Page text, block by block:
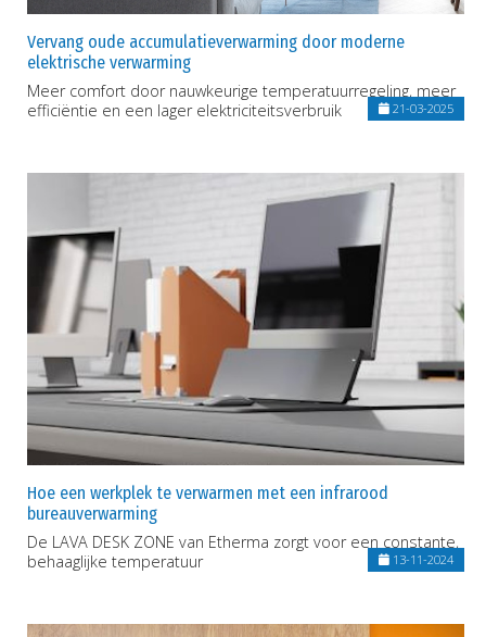
Vervang oude accumulatieverwarming door moderne
elektrische verwarming
Meer comfort door nauwkeurige temperatuurregeling, meer
efficiëntie en een lager elektriciteitsverbruik
21-03-2025
Hoe een werkplek te verwarmen met een infrarood
bureauverwarming
De LAVA DESK ZONE van Etherma zorgt voor een constante,
behaaglijke temperatuur
13-11-2024